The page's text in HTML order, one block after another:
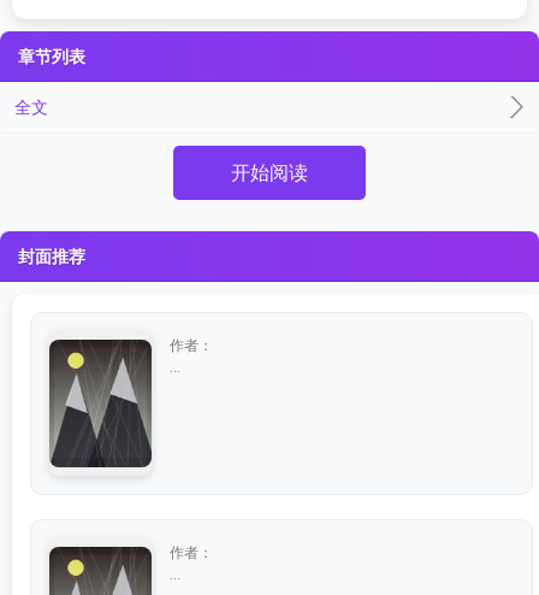
章节列表
全文
开始阅读
封面推荐
作者：
作者：